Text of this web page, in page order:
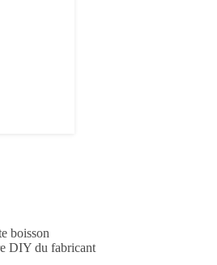
boisson
DIY du fabricant